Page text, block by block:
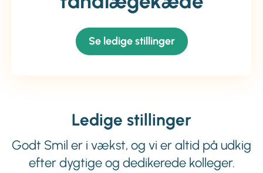
Se ledige stillinger
Ledige stillinger
Godt Smil er i vækst, og vi er altid på udkig
efter dygtige og dedikerede kolleger.